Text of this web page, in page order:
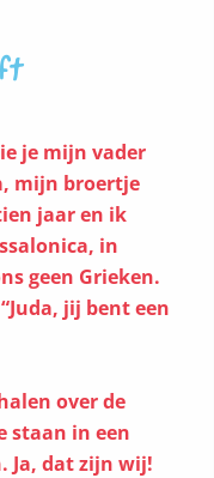
je mijn vader
mijn broertje
jaar en ik
in
geen Grieken.
jij bent een
over de
staan in een
Ja, dat zijn wij!